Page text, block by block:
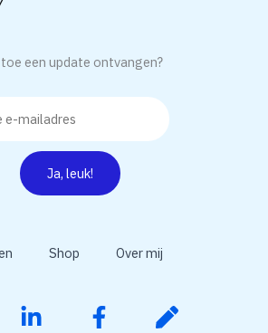
een update ontvangen?
Shop Over mij